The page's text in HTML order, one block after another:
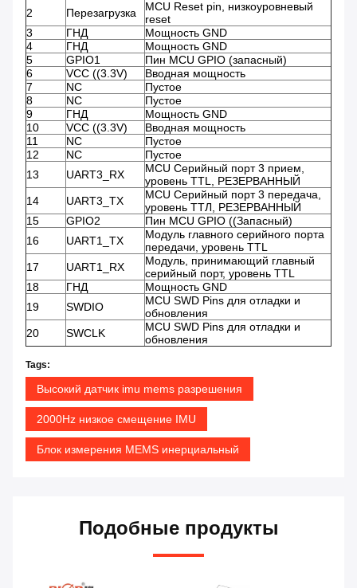
2
Перезагрузка
MCU Reset pin, низкоуровневый
reset
3
ГНД
Мощность GND
4
ГНД
Мощность GND
5
GPIO1
Пин MCU GPIO (запасный)
6
VCC ((3.3V)
Вводная мощность
7
NC
Пустое
8
NC
Пустое
9
ГНД
Мощность GND
10
VCC ((3.3V)
Вводная мощность
11
NC
Пустое
12
NC
Пустое
13
UART3_RX
MCU Серийный порт 3 прием,
уровень TTL, РЕЗЕРВАННЫЙ
14
UART3_TX
MCU Серийный порт 3 передача,
уровень ТТЛ, РЕЗЕРВАННЫЙ
15
GPIO2
Пин MCU GPIO ((Запасный)
16
UART1_TX
Модуль главного серийного порта
передачи, уровень TTL
17
UART1_RX
Модуль, принимающий главный
серийный порт, уровень TTL
18
ГНД
Мощность GND
19
SWDIO
MCU SWD Pins для отладки и
обновления
20
SWCLK
MCU SWD Pins для отладки и
обновления
Tags:
Высокий датчик imu mems разрешения
2000Hz низкое смещение IMU
Блок измерения MEMS инерциальный
Подобные продукты